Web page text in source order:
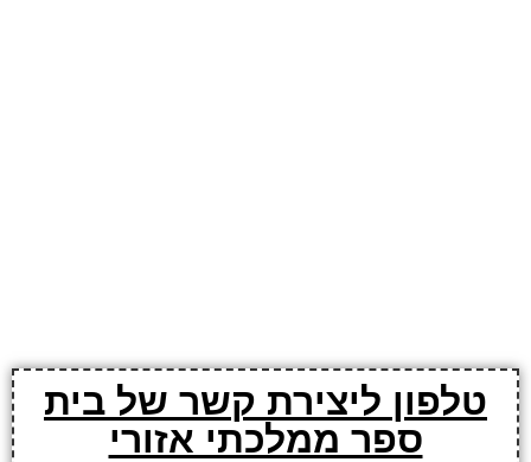
טלפון ליצירת קשר של בית
ספר ממלכתי אזורי